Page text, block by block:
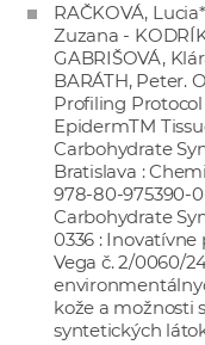
RAČKOVÁ,
Zuzana -
GABRIŠOVÁ,
BARÁTH, Peter.
Profiling
EpidermTM
Carbohydrate
Bratislava :
978-80-975390-
Carbohydrate
0336 :
Vega č. 2/0060/
kože a možnosti
syntetických